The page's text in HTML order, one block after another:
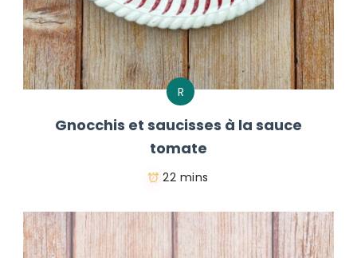
R
Gnocchis et saucisses à la sauce
tomate
22 mins